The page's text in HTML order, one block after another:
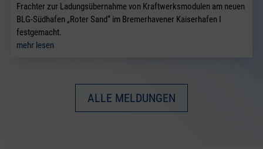
Frachter zur Ladungsübernahme von Kraftwerksmodulen am neuen
BLG-Südhafen „Roter Sand“ im Bremerhavener Kaiserhafen I
festgemacht.
mehr lesen
ALLE MELDUNGEN